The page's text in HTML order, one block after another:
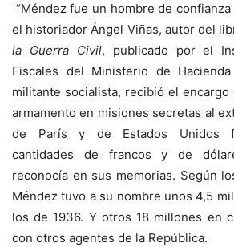
“Méndez fue un hombre de
el historiador Ángel Viñas, autor del
la Guerra Civil, publicado por el
Fiscales del Ministerio de
militante socialista, recibió el
armamento en misiones secretas al
de París y de Estados Unidos
cantidades de francos y de
reconocía en sus memorias. Según
Méndez tuvo a su nombre unos 4,5
los de 1936. Y otros 18 millones en
con otros agentes de la República.